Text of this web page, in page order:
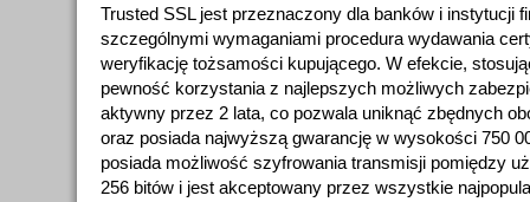
Trusted SSL jest przeznaczony dla banków i instytucji
szczególnymi wymaganiami procedura wydawania
weryfikację tożsamości kupującego. W efekcie,
pewność korzystania z najlepszych możliwych
aktywny przez 2 lata, co pozwala uniknąć zbędnych
oraz posiada najwyższą gwarancję w wysokości 750
posiada możliwość szyfrowania transmisji pomiędzy
256 bitów i jest akceptowany przez wszystkie